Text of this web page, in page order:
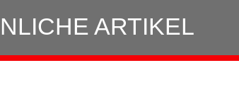
ARTIKEL